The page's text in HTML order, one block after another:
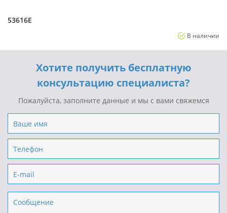
53616Е
В наличии
Хотите получить бесплатную
консультацию специалиста?
Пожалуйста, заполните данные и мы с вами свяжемся